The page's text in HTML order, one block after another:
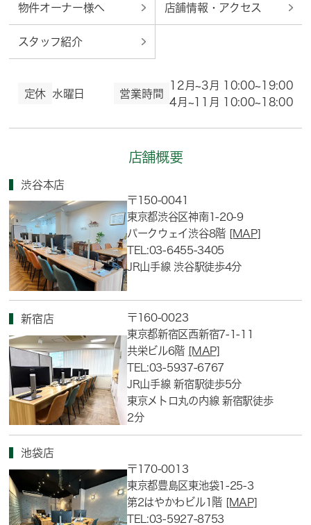
物件オーナー様へ 店舗情報・アクセス
スタッフ紹介
定休 水曜日 営業時間
12月~3月 10:00~19:00
4月~11月 10:00~18:00
店舗概要
渋谷本店
〒150-0041
東京都渋谷区神南1-20-9
パークウェイ渋谷8階 [MAP]
TEL:03-6455-3405
JR山手線 渋谷駅徒歩4分
新宿店
〒160-0023
東京都新宿区西新宿7-1-11
共栄ビル6階 [MAP]
TEL:03-5937-6767
JR山手線 新宿駅徒歩5分
東京メトロ丸の内線 新宿駅徒歩
2分
池袋店
〒170-0013
東京都豊島区東池袋1-25-3
第2はやかわビル1階 [MAP]
TEL:03-5927-8753